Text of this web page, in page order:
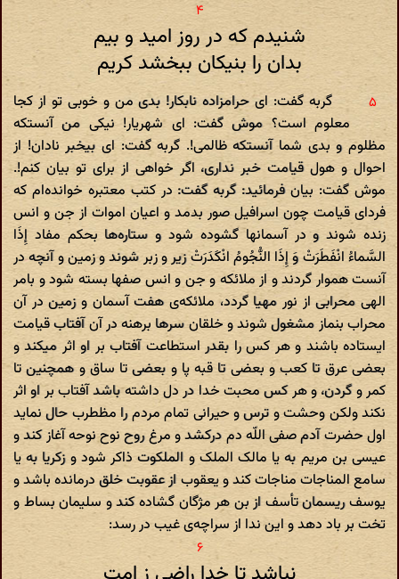
شنیدم که در روز امید و بیم
بدان را بنیکان ببخشد کریم
گربه گفت: اى حرامزاده نابکار! بدى من و خوبى تو از کجا
معلوم است؟ موش گفت: اى شهریار! نیکى من آنستکه
مظلوم و بدى شما آنستکه ظالمى!. گربه گفت: اى بیخبر نادان! از
احوال و هول قیامت خبر ندارى، اگر خواهى از براى تو بیان کنم!.
موش گفت: بیان فرمائید: گربه گفت: در کتب معتبره خوانده‌ام که
فرداى قیامت چون اسرافیل صور بدمد و اعیان اموات از جن و انس
زنده شوند و در آسمانها گشوده شود و ستاره‌ها بحکم مفاد إِذَا
السَّماءُ انْفَطَرَتْ وَ إِذَا النُّجُومُ انْکَدَرَتْ زیر و زبر شوند و زمین و آنچه در
آنست هموار گردند و از ملائکه و جن و انس صفها بسته شود و بامر
الهى محرابى از نور مهیا گردد، ملائکه‌ى هفت آسمان و زمین در آن
محراب بنماز مشغول شوند و خلقان سرها برهنه در آن آفتاب قیامت
ایستاده باشند و هر کس را بقدر استطاعت آفتاب بر او اثر میکند و
بعضى عرق تا کعب و بعضى تا قبه پا و بعضى تا ساق و همچنین تا
کمر و گردن، و هر کس محبت خدا در دل داشته باشد آفتاب بر او اثر
نکند ولکن وحشت و ترس و حیرانى تمام مردم را مظطرب حال نماید
اول حضرت آدم صفى اللّه دم درکشد و مرغ روح نوح نوحه آغاز کند و
عیسى بن مریم به یا مالک الملک و الملکوت ذاکر شود و زکریا به یا
سامع المناجات مناجات کند و یعقوب از عقوبت خلق درمانده باشد و
یوسف ریسمان تأسف از بن هر مژگان گشاده کند و سلیمان بساط و
تخت بر باد دهد و این ندا از سراچه‌ى غیب در رسد: